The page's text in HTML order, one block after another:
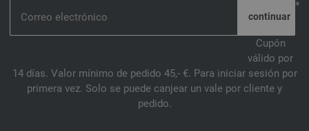
*
Cupón
válido por
14 días. Valor mínimo de pedido 45,- €. Para iniciar sesión por
primera vez. Solo se puede canjear un vale por cliente y
pedido.